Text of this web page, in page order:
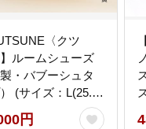
〈クツ
ルームシューズ
製・バブーシュタ
(サイズ：L(25.5-
、カラー：黄)
円